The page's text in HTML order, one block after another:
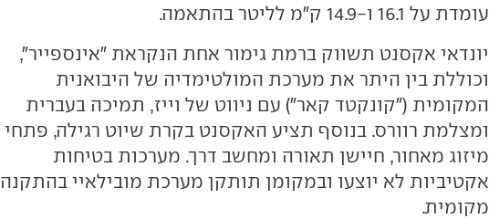
עומדת על 16.1 ו-14.9 ק"מ לליטר בהתאמה.
יונדאי אקסנט תשווק ברמת גימור אחת הנקראת "אינספייר",
וכוללת בין היתר את מערכת המולטימדיה של היבואנית
המקומית ("קונקטד קאר") עם ניווט של וייז, תמיכה בעברית
ומצלמת רוורס. בנוסף תציע האקסנט בקרת שיוט רגילה, פתחי
מיזוג מאחור, חיישן תאורה ומחשב דרך. מערכות בטיחות
אקטיביות לא יוצעו ובמקומן תותקן מערכת מובילאיי בהתקנה
מקומית.